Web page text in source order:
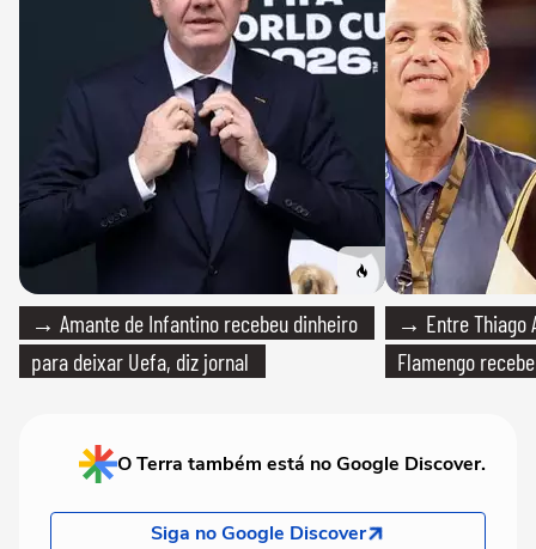
→ Amante de Infantino recebeu dinheiro
para deixar Uefa, diz jornal
→ Entre Thiago
Flamengo
O Terra também está no Google Discover.
Siga no Google Discover